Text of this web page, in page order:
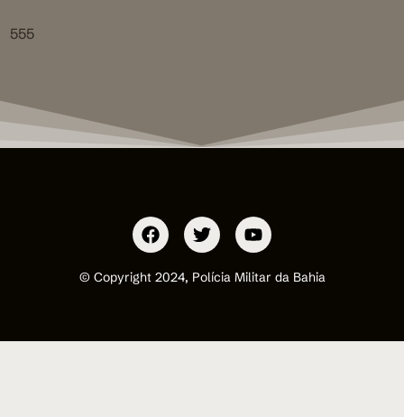
555
© Copyright 2024, Polícia Militar da Bahia